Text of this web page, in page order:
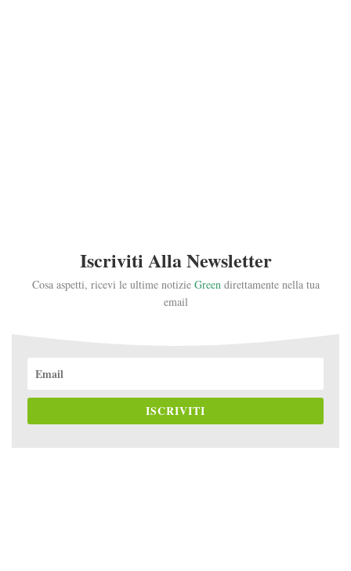
Iscriviti Alla Newsletter
Cosa aspetti, ricevi le ultime notizie Green direttamente nella tua
email
ISCRIVITI